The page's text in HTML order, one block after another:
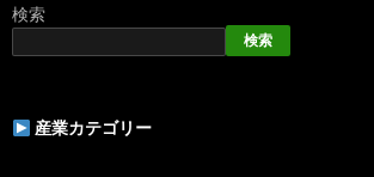
検索
検索
産業カテゴリー